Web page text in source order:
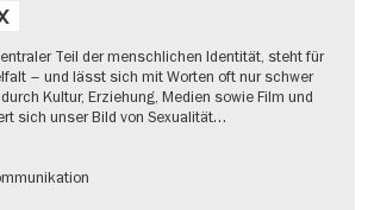
Teil der menschlichen Identität, steht für
– und lässt sich mit Worten oft nur schwer
Kultur, Erziehung, Medien sowie Film und
sich unser Bild von Sexualität…